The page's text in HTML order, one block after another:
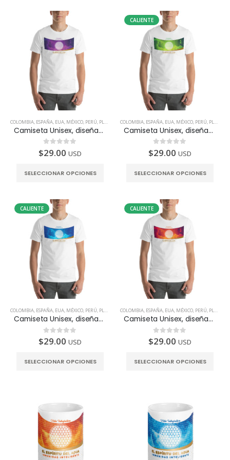
COLOMBIA, ESPAÑA, EUA, MÉXICO, PERÚ, PLAYERA ,PRODUCTOS INTELIGENTES
Camiseta Unisex, diseñada para fortalecer el Riñón
0de 5
$29.00 USD
SELECCIONAR OPCIONES
CALIENTE
COLOMBIA, ESPAÑA, EUA, MÉXICO, PERÚ, PLAYERA
Camiseta Unisex, diseñada para fortalecer el Sistema Respiratorio
0de 5
$29.00 USD
SELECCIONAR OPCIONES
CALIENTE
COLOMBIA, ESPAÑA, EUA, MÉXICO, PERÚ, PLAYERA ,PRODUCTOS INTELIGENTES
Camiseta Unisex, diseñada para fortalecer el Hígado
0de 5
$29.00 USD
SELECCIONAR OPCIONES
CALIENTE
COLOMBIA, ESPAÑA, EUA, MÉXICO, PERÚ, PLAYERA
Camiseta Unisex, diseñada para fortalecer el Páncreas
0de 5
$29.00 USD
SELECCIONAR OPCIONES